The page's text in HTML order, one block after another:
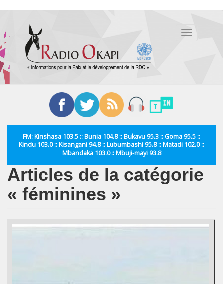
contenu
principal
Toggle
FM: Kinshasa 103.5 :: Bunia 104.8 :: Bukavu 95.3 :: Goma 95.5 ::
Kindu 103.0 :: Kisangani 94.8 :: Lubumbashi 95.8 :: Matadi 102.0 ::
Mbandaka 103.0 :: Mbuji-mayi 93.8
Articles de la catégorie
« féminines »